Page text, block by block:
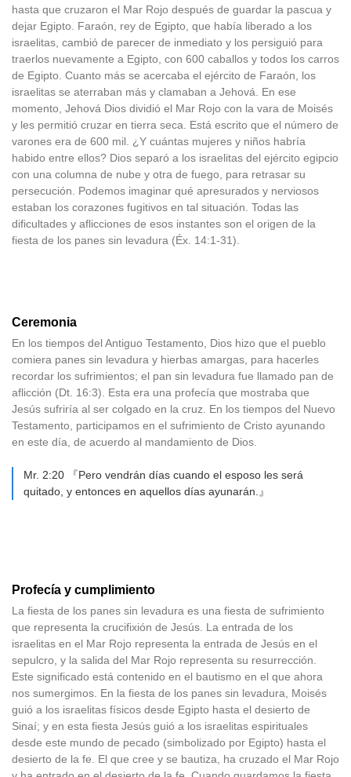
hasta que cruzaron el Mar Rojo después de guardar la pascua y
dejar Egipto. Faraón, rey de Egipto, que había liberado a los
israelitas, cambió de parecer de inmediato y los persiguió para
traerlos nuevamente a Egipto, con 600 caballos y todos los carros
de Egipto. Cuanto más se acercaba el ejército de Faraón, los
israelitas se aterraban más y clamaban a Jehová. En ese
momento, Jehová Dios dividió el Mar Rojo con la vara de Moisés
y les permitió cruzar en tierra seca. Está escrito que el número de
varones era de 600 mil. ¿Y cuántas mujeres y niños habría
habido entre ellos? Dios separó a los israelitas del ejército egipcio
con una columna de nube y otra de fuego, para retrasar su
persecución. Podemos imaginar qué apresurados y nerviosos
estaban los corazones fugitivos en tal situación. Todas las
dificultades y aflicciones de esos instantes son el origen de la
fiesta de los panes sin levadura (Éx. 14:1-31).
Ceremonia
En los tiempos del Antiguo Testamento, Dios hizo que el pueblo
comiera panes sin levadura y hierbas amargas, para hacerles
recordar los sufrimientos; el pan sin levadura fue llamado pan de
aflicción (Dt. 16:3). Esta era una profecía que mostraba que
Jesús sufriría al ser colgado en la cruz. En los tiempos del Nuevo
Testamento, participamos en el sufrimiento de Cristo ayunando
en este día, de acuerdo al mandamiento de Dios.
Mr. 2:20 『Pero vendrán días cuando el esposo les será
quitado, y entonces en aquellos días ayunarán.』
Profecía y cumplimiento
La fiesta de los panes sin levadura es una fiesta de sufrimiento
que representa la crucifixión de Jesús. La entrada de los
israelitas en el Mar Rojo representa la entrada de Jesús en el
sepulcro, y la salida del Mar Rojo representa su resurrección.
Este significado está contenido en el bautismo en el que ahora
nos sumergimos. En la fiesta de los panes sin levadura, Moisés
guió a los israelitas físicos desde Egipto hasta el desierto de
Sinaí; y en esta fiesta Jesús guió a los israelitas espirituales
desde este mundo de pecado (simbolizado por Egipto) hasta el
desierto de la fe. El que cree y se bautiza, ha cruzado el Mar Rojo